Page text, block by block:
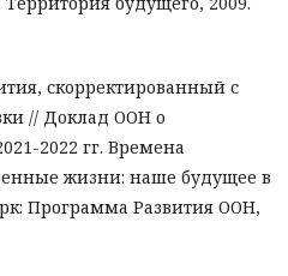
скорректированный с
// Доклад ООН о
2022 гг. Времена
жизни: наше будущее в
Программа Развития ООН,